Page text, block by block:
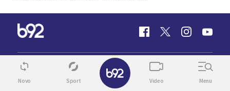
VIDEO
Novo Sport Video Menu
✕